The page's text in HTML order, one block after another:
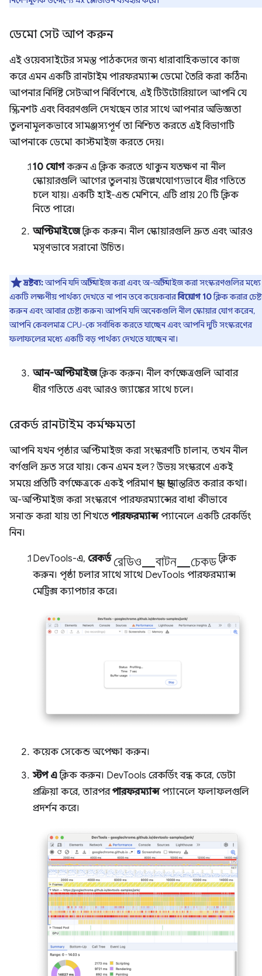
ডেমো সেট আপ করুন
এই ওয়েবসাইটের সমস্ত পাঠকদের জন্য ধারাবাহিকভাবে কাজ
করে এমন একটি রানটাইম পারফরম্যান্স ডেমো তৈরি করা কঠিন৷
আপনার নির্দিষ্ট সেটআপ নির্বিশেষে, এই টিউটোরিয়ালে আপনি যে
স্ক্রিনশট এবং বিবরণগুলি দেখছেন তার সাথে আপনার অভিজ্ঞতা
তুলনামূলকভাবে সামঞ্জস্যপূর্ণ তা নিশ্চিত করতে এই বিভাগটি
আপনাকে ডেমো কাস্টমাইজ করতে দেয়।
10 যোগকরুন এ ক্লিক করতে থাকুন যতক্ষণ না নীল
স্কোয়ারগুলি আগের তুলনায় উল্লেখযোগ্যভাবে ধীর গতিতে
চলে যায়। একটি হাই-এন্ড মেশিনে, এটি প্রায় 20 টি ক্লিক
নিতে পারে।
অপ্টিমাইজেক্লিক করুন। নীল স্কোয়ারগুলি দ্রুত এবং আরও
মসৃণভাবে সরানো উচিত।
দ্রষ্টব্য:আপনি যদি অপ্টিমাইজ করা এবং অ-অপ্টিমাইজ করা সংস্করণগুলির মধ্যে
একটি লক্ষণীয় পার্থক্য দেখতে না পান তবে কয়েকবারবিয়োগ 10ক্লিক করার
করুন এবং আবার চেষ্টা করুন৷ আপনি যদি অনেকগুলি নীল স্কোয়ার যোগ করেন,
আপনি কেবলমাত্র CPU-কে সর্বাধিক করতে যাচ্ছেন এবং আপনি দুটি সংস্করণের
ফলাফলের মধ্যে একটি বড় পার্থক্য দেখতে যাচ্ছেন না।
আন-অপ্টিমাইজক্লিক করুন। নীল বর্গক্ষেত্রগুলি আবার
ধীর গতিতে এবং আরও জ্যাঙ্কের সাথে চলে।
রেকর্ড রানটাইম কর্মক্ষমতা
আপনি যখন পৃষ্ঠার অপ্টিমাইজ করা সংস্করণটি চালান, তখন নীল
বর্গগুলি দ্রুত সরে যায়। কেন এমন হল? উভয় সংস্করণে একই
সময়ে প্রতিটি বর্গক্ষেত্রকে একই পরিমাণ স্থান স্থানান্তরিত করার কথা।
অ-অপ্টিমাইজ করা সংস্করণে পারফরম্যান্সের বাধা কীভাবে
সনাক্ত করা যায় তা শিখতে পারফরম্যান্সপ্যানেলে একটি রেকর্ডিং
নিন।
DevTools-এ, রেকর্ড রেডিও_বাটন_চেকডক্লিক
করুন। পৃষ্ঠা চলার সাথে সাথে DevTools পারফরম্যান্স
মেট্রিক্স ক্যাপচার করে।
কয়েক সেকেন্ড অপেক্ষা করুন।
স্টপ এক্লিক করুন। DevTools রেকর্ডিং বন্ধ করে, ডেটা
প্রক্রিয়া করে, তারপরপারফরম্যান্সপ্যানেলে ফলাফলগুলি
প্রদর্শন করে।